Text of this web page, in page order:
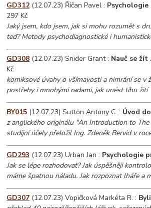
GD312 (12.07.23) Říčan Pavel :
297 Kč
Jaký jsem, kdo jsem, jak si mohu rozumět s
teď? Metody psychodiagnostické i
GD308 (12.07.23) Snider Grant : Nauč se
Kč
komiksové úvahy o všímavosti a nimrání se
postřehy i mnohými radami, jak unést tíhu žití
BY015 (12.07.23) Sutton Antony C. : Úvod
z anglického originálu "An Introduction to
studijní účely přeložil Ing. Zdeněk Bervid v
GD293 (12.07.23) Urban Jan : Psychologie
Jak se lépe rozhodovat? Jak úspěšněji
máme špatnou náladu. Jak rozpoznat lháře a
GD307 (12.07.23) Vopičková Markéta R. :